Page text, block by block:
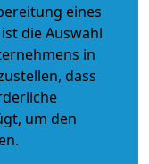
eines
die Auswahl
in
dass
um den